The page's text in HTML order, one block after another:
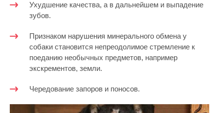
Ухудшение качества, а в дальнейшем и выпадение
зубов.
Признаком нарушения минерального обмена у
собаки становится непреодолимое стремление к
поеданию необычных предметов, например
экскрементов, земли.
Чередование запоров и поносов.